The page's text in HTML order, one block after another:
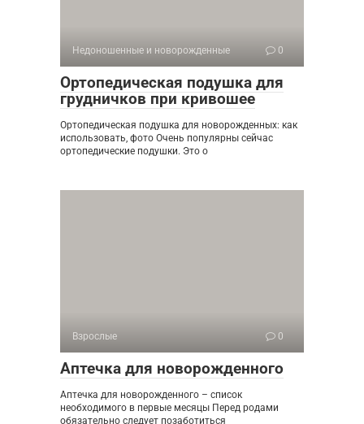
Недоношенные и новорожденные 0
Ортопедическая подушка для
грудничков при кривошее
Ортопедическая подушка для новорожденных: как
использовать, фото Очень популярны сейчас
ортопедические подушки. Это о
Взрослые 0
Аптечка для новорожденного
Аптечка для новорожденного – список
необходимого в первые месяцы Перед родами
обязательно следует позаботиться